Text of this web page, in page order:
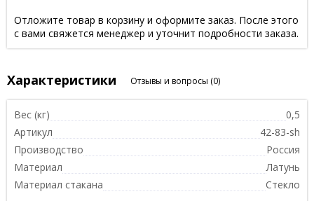
Отложите товар в корзину и оформите заказ. После этого
с вами свяжется менеджер и уточнит подробности заказа.
Характеристики Отзывы и вопросы (0)
Вес (кг)
0,5
Артикул
42-83-sh
Производство
Россия
Материал
Латунь
Материал стакана
Стекло